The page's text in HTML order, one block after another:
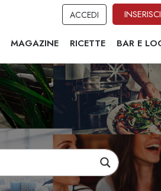
ACCEDI
MAGAZINE RICETTE BAR E